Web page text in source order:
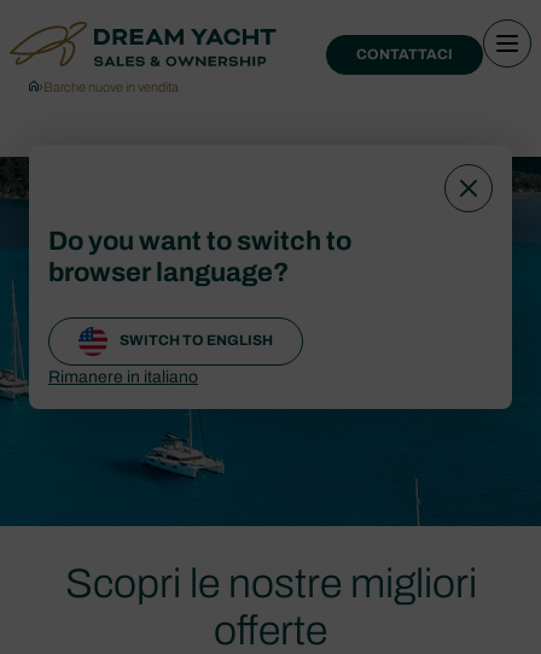
CONTATTACI
›Barche nuove in vendita
Barche nuove in
vendita
CONTATTACI
Scopri le nostre migliori
offerte
Do you want to switch to
browser language?
SWITCH TO ENGLISH
Rimanere in italiano